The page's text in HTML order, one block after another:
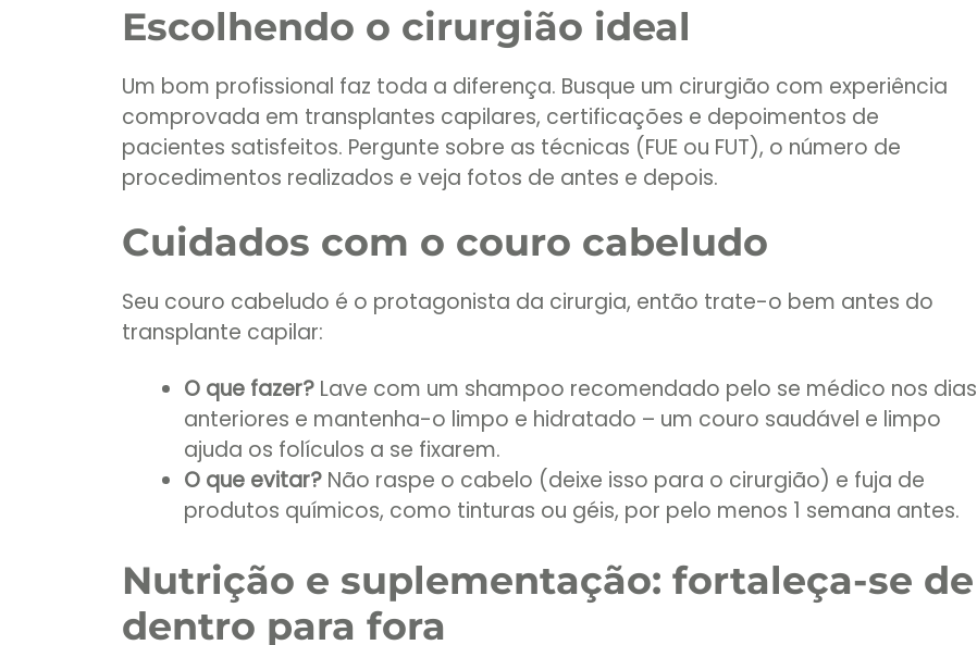
Escolhendo o cirurgião ideal
Um bom profissional faz toda a diferença. Busque um cirurgião com experiência
comprovada em transplantes capilares, certificações e depoimentos de
pacientes satisfeitos. Pergunte sobre as técnicas (FUE ou FUT), o número de
procedimentos realizados e veja fotos de antes e depois.
Cuidados com o couro cabeludo
Seu couro cabeludo é o protagonista da cirurgia, então trate-o bem antes do
transplante capilar:
O que fazer? Lave com um shampoo recomendado pelo se médico nos dias
anteriores e mantenha-o limpo e hidratado – um couro saudável e limpo
ajuda os folículos a se fixarem.
O que evitar? Não raspe o cabelo (deixe isso para o cirurgião) e fuja de
produtos químicos, como tinturas ou géis, por pelo menos 1 semana antes.
Nutrição e suplementação: fortaleça-se de
dentro para fora